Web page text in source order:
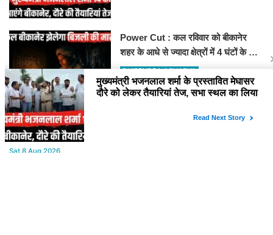
Power Cut : कल रविवार को बीकानेर
शहर के आधे से ज्यादा क्षेत्रों में 4 घंटों के लिए
बिजली रहेगी गुल
DHIRENDRA ACHARYA
Sat,8 Aug 2026